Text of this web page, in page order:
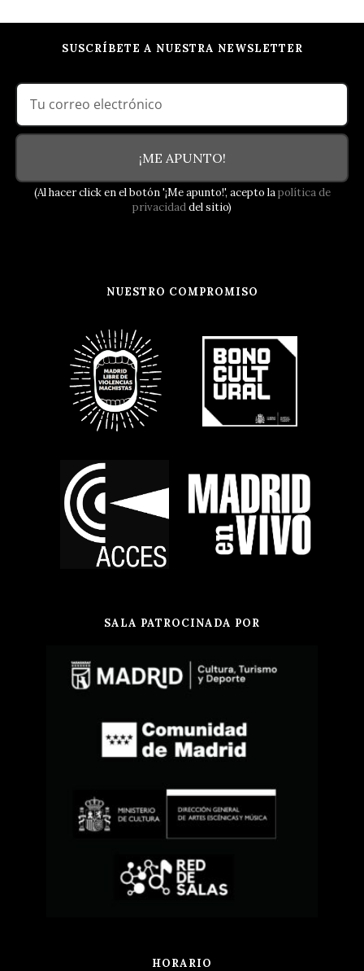
SUSCRÍBETE A NUESTRA NEWSLETTER
¡ME APUNTO!
(Al hacer click en el botón '¡Me apunto!', acepto lapolítica de
privacidaddel sitio)
NUESTRO COMPROMISO
SALA PATROCINADA POR
HORARIO